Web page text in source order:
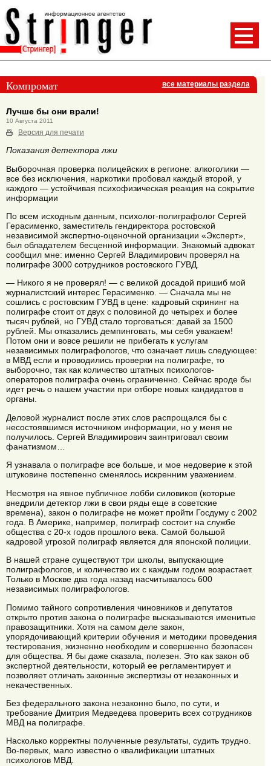
Компромат все материалы раздела
Лучше бы они врали!
10 Августа 2011
Версия для печати
Показания детектора лжи
Выборочная проверка полицейских в регионе: алкоголики —
все без исключения, наркотики пробовал каждый второй, у
каждого — устойчивая психофизическая реакция на сокрытие
информации
По всем исходным данным, психолог-полиграфолог Сергей
Герасименко, заместитель гендиректора ростовской
независимой экспертно-оценочной организации «Эксперт»,
был обладателем бесценной информации. Знакомый адвокат
сообщил мне: именно Сергей Владимирович проверял на
полиграфе 3000 сотрудников ростовского ГУВД.
— Никого я не проверял! — с великой досадой пришиб мой
журналистский интерес Герасименко. — Сначала мы не
сошлись с ростовским ГУВД в цене: кадровый скрининг на
полиграфе стоит от двух с половиной до четырех и более
тысяч рублей, но ГУВД стало торговаться: давай за 1500
рублей. Мы отказались демпинговать, мы себя уважаем!
Потом они и вовсе решили не прибегать к услугам
независимых полиграфологов, что означает лишь следующее:
в МВД если и проводились проверки на полиграфе, то
выборочно, так как количество штатных психологов-
операторов полиграфа очень ограниченно. Сейчас вроде бы
идет речь о нашем участии при отборе новых кандидатов в
органы.
Деловой журналист после этих слов распрощался бы с
несостоявшимся источником информации, но у меня не
получилось. Сергей Владимирович заинтриговал своим
фанатизмом…
Я узнавала о полиграфе все больше, и мое недоверие к этой
штуковине постепенно сменялось искренним уважением.
Несмотря на явное публичное лобби силовиков (которые
внедрили детектор лжи в свои ряды еще в советские
времена), закон о полиграфе не может пройти Госдуму с 2002
года. В Америке, например, полиграф состоит на службе
общества с 20-х годов прошлого века. Самой большой
кадровой угрозой полиграф является для японской полиции.
В нашей стране существуют три школы, выпускающие
полиграфологов, и количество их с каждым годом возрастает.
Только в Москве два года назад насчитывалось 600
независимых полиграфологов.
Помимо тайного сопротивления чиновников и депутатов
открыто против закона о полиграфе высказываются именитые
правозащитники. Хотя на самом деле закон,
упорядочивающий критерии обучения и методики проведения
тестирования, жизненно необходим и совершенно безопасен
для общества. Я бы даже сказала, полезен. Это как закон об
экспертной деятельности, который ее регламентирует и
позволяет отличать законные экспертизы от незаконных и
некачественных.
Без федерального закона незаконно было, по сути, и
требование Дмитрия Медведева проверить всех сотрудников
МВД на полиграфе.
Насколько корректны полученные результаты, судить трудно.
Во-первых, мало известно о квалификации штатных
психологов МВД.